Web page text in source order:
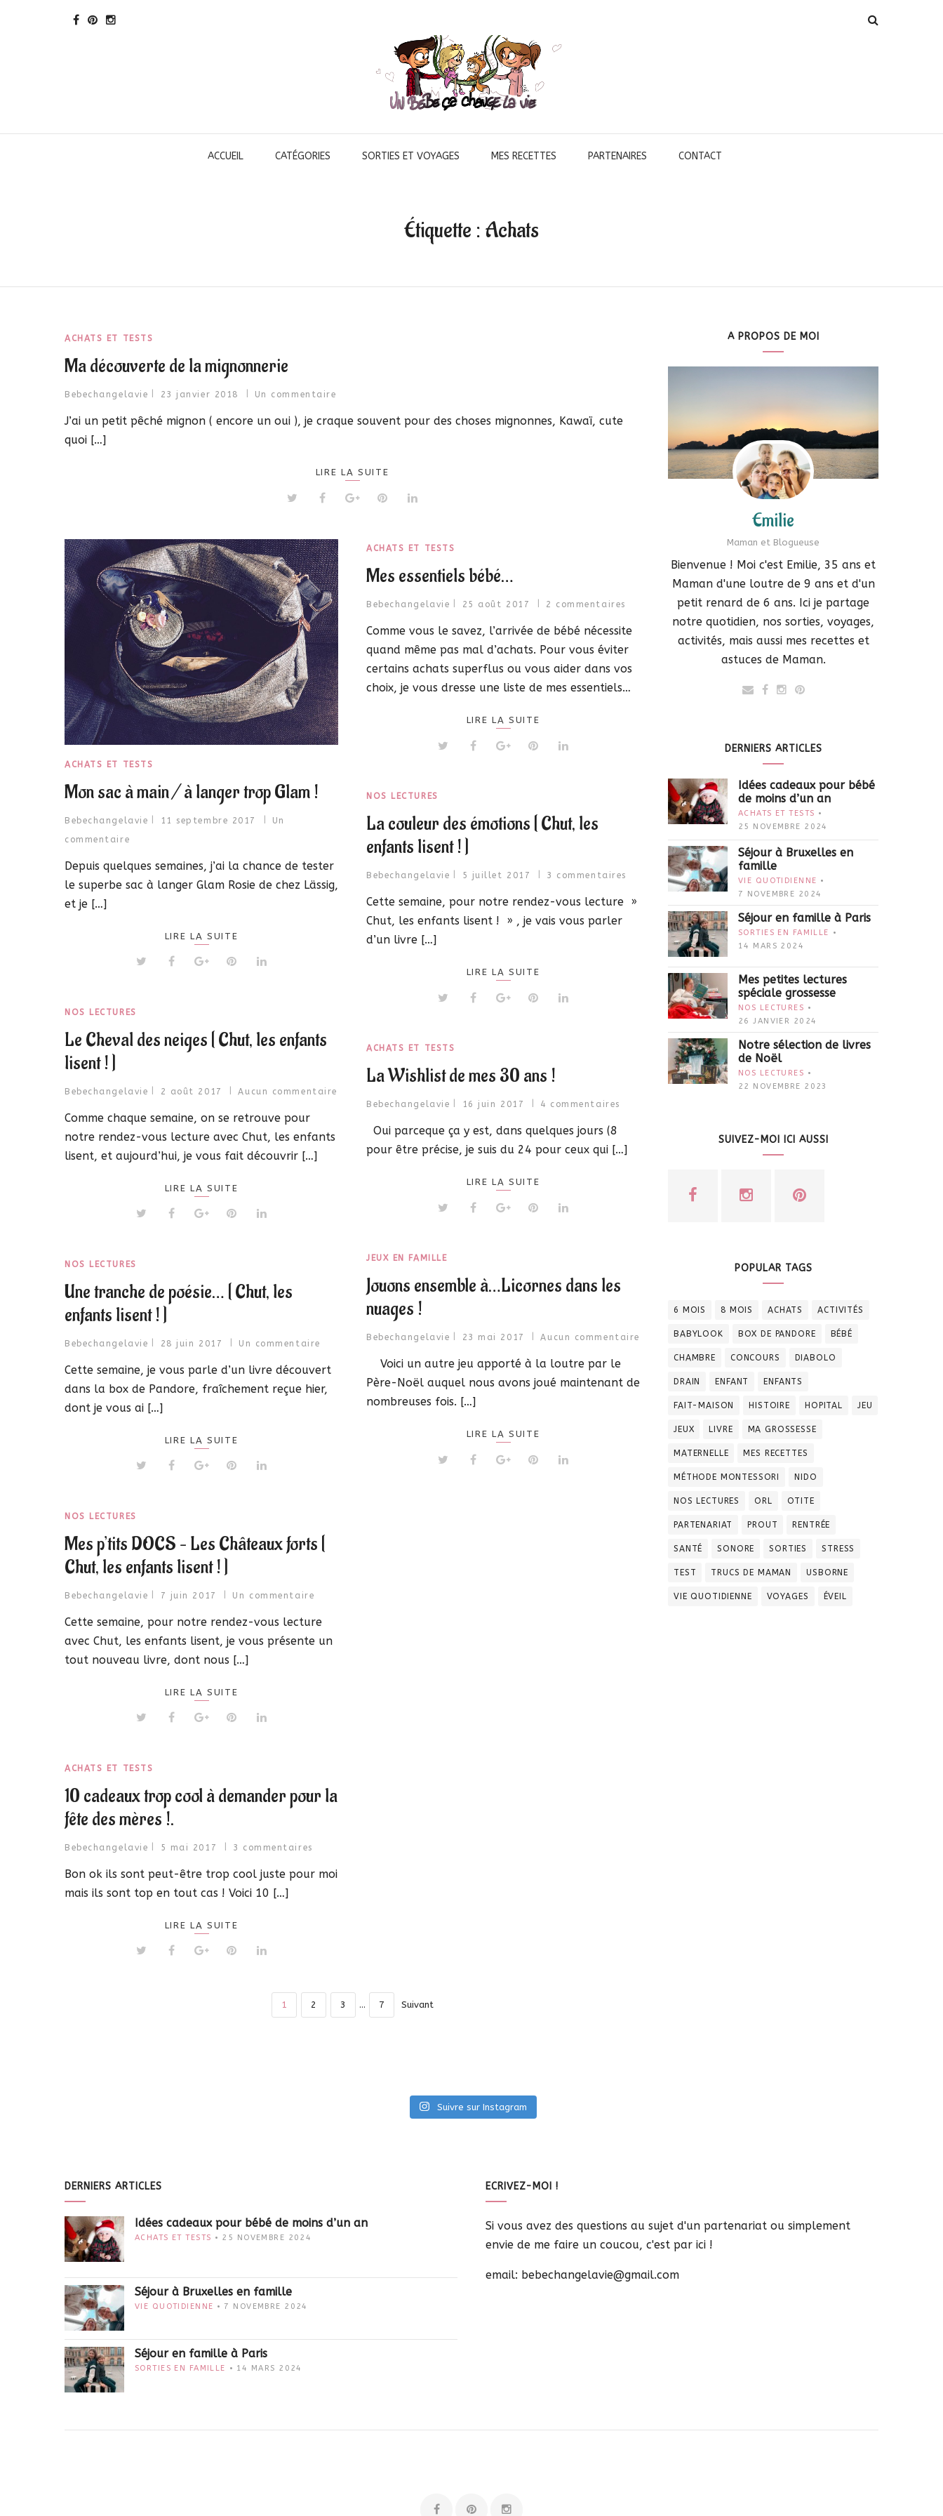
ACCUEIL CATÉGORIES SORTIES ET VOYAGES MES RECETTES PARTENAIRES CONTACT
Étiquette : Achats
ACHATS ET TESTS
Ma découverte de la mignonnerie
Bebechangelavie 23 janvier 2018 Un commentaire
J’ai un petit pêché mignon ( encore un oui ), je craque souvent pour des choses mignonnes, Kawaï, cute
quoi […]
LIRE LA SUITE
ACHATS ET TESTS
Mon sac à main / à langer trop Glam !
Bebechangelavie 11 septembre 2017
Un
commentaire
Depuis quelques semaines, j’ai la chance de tester
le superbe sac à langer Glam Rosie de chez Lässig,
et je […]
LIRE LA SUITE
NOS LECTURES
Le Cheval des neiges [ Chut, les enfants
lisent ! ]
Bebechangelavie 2 août 2017 Aucun commentaire
Comme chaque semaine, on se retrouve pour
notre rendez-vous lecture avec Chut, les enfants
lisent, et aujourd’hui, je vous fait découvrir […]
LIRE LA SUITE
NOS LECTURES
Une tranche de poésie… [ Chut, les
enfants lisent ! ]
Bebechangelavie 28 juin 2017 Un commentaire
Cette semaine, je vous parle d’un livre découvert
dans la box de Pandore, fraîchement reçue hier,
dont je vous ai […]
LIRE LA SUITE
NOS LECTURES
Mes p’tits DOCS – Les Châteaux forts [
Chut, les enfants lisent ! ]
Bebechangelavie 7 juin 2017 Un commentaire
Cette semaine, pour notre rendez-vous lecture
avec Chut, les enfants lisent, je vous présente un
tout nouveau livre, dont nous […]
LIRE LA SUITE
ACHATS ET TESTS
10 cadeaux trop cool à demander pour la
fête des mères !.
Bebechangelavie 5 mai 2017 3 commentaires
Bon ok ils sont peut-être trop cool juste pour moi
mais ils sont top en tout cas ! Voici 10 […]
LIRE LA SUITE
ACHATS ET TESTS
Mes essentiels bébé…
Bebechangelavie 25 août 2017 2 commentaires
Comme vous le savez, l’arrivée de bébé nécessite
quand même pas mal d’achats. Pour vous éviter
certains achats superflus ou vous aider dans vos
choix, je vous dresse une liste de mes essentiels…
LIRE LA SUITE
NOS LECTURES
La couleur des émotions [ Chut, les
enfants lisent ! ]
Bebechangelavie 5 juillet 2017 3 commentaires
Cette semaine, pour notre rendez-vous lecture »
Chut, les enfants lisent ! » , je vais vous parler
d’un livre […]
LIRE LA SUITE
ACHATS ET TESTS
La Wishlist de mes 30 ans !
Bebechangelavie 16 juin 2017 4 commentaires
Oui parceque ça y est, dans quelques jours (8
pour être précise, je suis du 24 pour ceux qui […]
LIRE LA SUITE
JEUX EN FAMILLE
Jouons ensemble à…Licornes dans les
nuages !
Bebechangelavie 23 mai 2017 Aucun commentaire
Voici un autre jeu apporté à la loutre par le
Père-Noël auquel nous avons joué maintenant de
nombreuses fois. […]
LIRE LA SUITE
A PROPOS DE MOI
Emilie
Maman et Blogueuse
Bienvenue ! Moi c'est Emilie, 35 ans et
Maman d'une loutre de 9 ans et d'un
petit renard de 6 ans. Ici je partage
notre quotidien, nos sorties, voyages,
activités, mais aussi mes recettes et
astuces de Maman.
DERNIERS ARTICLES
Idées cadeaux pour bébé
de moins d’un an
ACHATS ET TESTS
25 NOVEMBRE 2024
Séjour à Bruxelles en
famille
VIE QUOTIDIENNE
7 NOVEMBRE 2024
Séjour en famille à Paris
SORTIES EN FAMILLE
14 MARS 2024
Mes petites lectures
spéciale grossesse
NOS LECTURES
26 JANVIER 2024
Notre sélection de livres
de Noël
NOS LECTURES
22 NOVEMBRE 2023
SUIVEZ-MOI ICI AUSSI
POPULAR TAGS
6 MOIS 8 MOIS ACHATS ACTIVITÉS
BABYLOOK BOX DE PANDORE BÉBÉ
CHAMBRE CONCOURS DIABOLO
DRAIN ENFANT ENFANTS
FAIT-MAISON HISTOIRE HOPITAL JEU
JEUX LIVRE MA GROSSESSE
MATERNELLE MES RECETTES
MÉTHODE MONTESSORI NIDO
NOS LECTURES ORL OTITE
PARTENARIAT PROUT RENTRÉE
SANTÉ SONORE SORTIES STRESS
TEST TRUCS DE MAMAN USBORNE
VIE QUOTIDIENNE VOYAGES ÉVEIL
1 2 3 … 7 Suivant
Suivre sur Instagram
DERNIERS ARTICLES
Idées cadeaux pour bébé de moins d’un an
ACHATS ET TESTS 25 NOVEMBRE 2024
Séjour à Bruxelles en famille
VIE QUOTIDIENNE 7 NOVEMBRE 2024
Séjour en famille à Paris
SORTIES EN FAMILLE 14 MARS 2024
ECRIVEZ-MOI !
Si vous avez des questions au sujet d'un partenariat ou simplement
envie de me faire un coucou, c'est par ici !
email: bebechangelavie@gmail.com